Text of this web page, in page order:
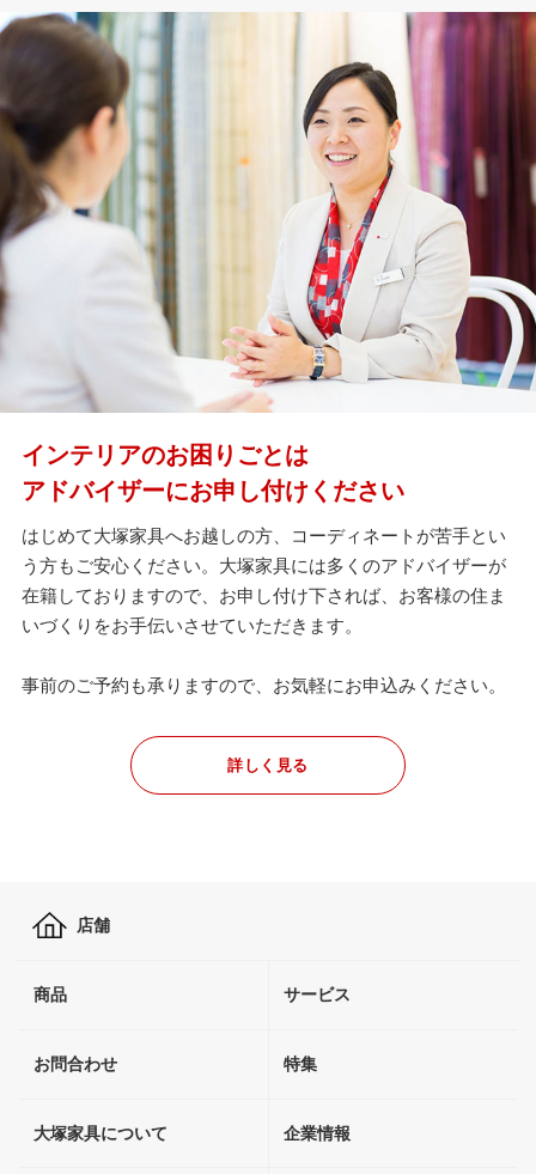
インテリアのお困りごとは
アドバイザーにお申し付けください
はじめて大塚家具へお越しの方、コーディネートが苦手とい
う方もご安心ください。大塚家具には多くのアドバイザーが
在籍しておりますので、お申し付け下されば、お客様の住ま
いづくりをお手伝いさせていただきます。
事前のご予約も承りますので、お気軽にお申込みください。
詳しく見る
店舗
商品 サービス
お問合わせ 特集
大塚家具について 企業情報